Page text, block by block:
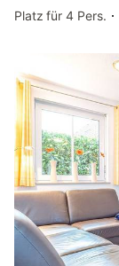
Platz für 4 Pers.